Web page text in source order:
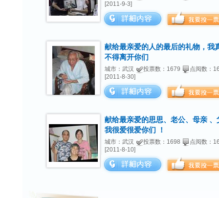
[2011-9-3]
献给最亲爱的人的最后的礼物，我
不得离开你们
城市：武汉 投票数：1679
点阅数：
[2011-8-30]
献给最亲爱的思思、老公、母亲 、
我很爱很爱你们 ！
城市：武汉 投票数：1698
点阅数：
[2011-8-10]